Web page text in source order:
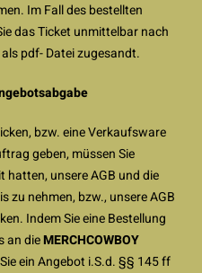
Im Fall des bestellten
das Ticket unmittelbar nach
pdf- Datei zugesandt.
bzw. eine Verkaufsware
geben, müssen Sie
hatten, unsere AGB und die
zu nehmen, bzw., unsere AGB
Indem Sie eine Bestellung
an dieMERCHCOWBOY
ein Angebot i.S.d. §§ 145 ff